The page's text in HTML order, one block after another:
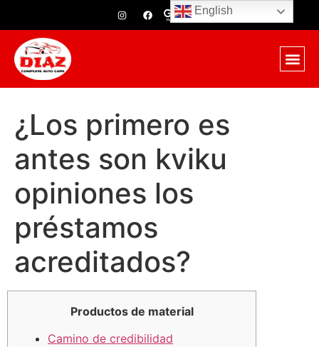
¿Los primero es
antes son kviku
opiniones los
préstamos
acreditados?
Productos de material
Camino de credibilidad
English